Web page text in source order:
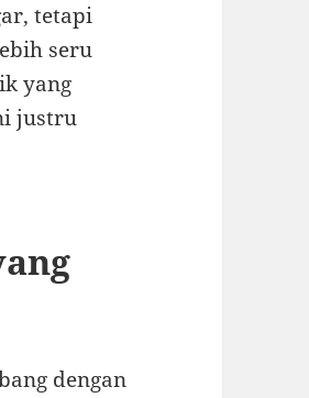
tetapi
seru
yang
justru
dengan